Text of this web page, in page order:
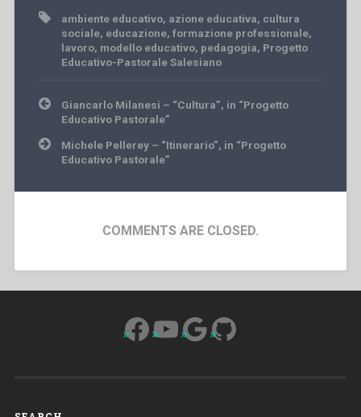
ambiente educativo, azione educativa, cultura
sociale, educazione, formazione professionale,
lavoro, modello educativo, pedagogia, Progetto
Educativo-Pastorale Salesiano
Post
navigation
Giancarlo Milanesi – “Cultura”, in “Progetto
Educativo Pastorale”
Michele Pellerey – “Itinerario”, in “Progetto
Educativo Pastorale”
COMMENTS ARE CLOSED.
Facebook
YouTube
Google
GitHub